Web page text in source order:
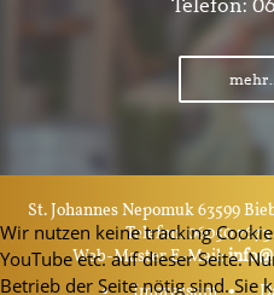
Telefon:
St. Johannes Nepomuk 63599
Telefon: 06050
Web-Master E-Mail:
Wir nutzen keine tracking
YouTube etc. auf dieser Seite.
Betrieb der Seite nötig sind. Sie